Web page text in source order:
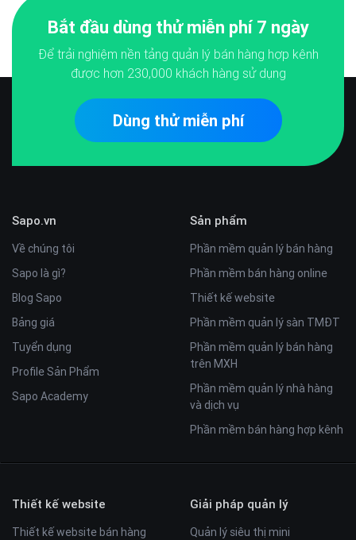
Bắt đầu dùng thử miễn phí 7 ngày
Để trải nghiệm nền tảng quản lý bán hàng hợp kênh
được hơn 230,000 khách hàng sử dụng
Dùng thử miễn phí
Sapo.vn
Về chúng tôi
Sapo là gì?
Blog Sapo
Bảng giá
Tuyển dụng
Profile Sản Phẩm
Sapo Academy
Sản phẩm
Phần mềm quản lý bán hàng
Phần mềm bán hàng online
Thiết kế website
Phần mềm quản lý sàn TMĐT
Phần mềm quản lý bán hàng
trên MXH
Phần mềm quản lý nhà hàng
và dịch vụ
Phần mềm bán hàng hợp kênh
Thiết kế website
Thiết kế website bán hàng
Giải pháp quản lý
Quản lý siêu thị mini